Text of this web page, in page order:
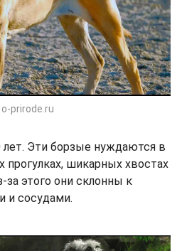
prirode.ru
Эти борзые нуждаются в
прогулках, шикарных хвостах
за этого они склонны к
и сосудами.